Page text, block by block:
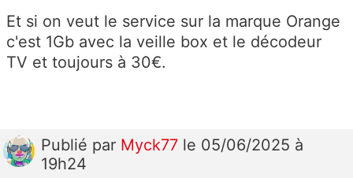
Et si on veut le service sur la marque Orange
c'est 1Gb avec la veille box et le décodeur
TV et toujours à 30€.
Publié par Myck77 le 05/06/2025 à
19h24